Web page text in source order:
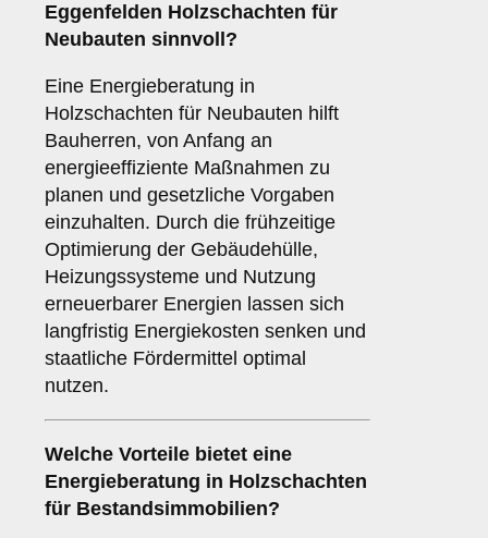
Eggenfelden Holzschachten für
Neubauten sinnvoll?
Eine Energieberatung in
Holzschachten für Neubauten hilft
Bauherren, von Anfang an
energieeffiziente Maßnahmen zu
planen und gesetzliche Vorgaben
einzuhalten. Durch die frühzeitige
Optimierung der Gebäudehülle,
Heizungssysteme und Nutzung
erneuerbarer Energien lassen sich
langfristig Energiekosten senken und
staatliche Fördermittel optimal
nutzen.
Welche Vorteile bietet eine
Energieberatung in Holzschachten
für Bestandsimmobilien?